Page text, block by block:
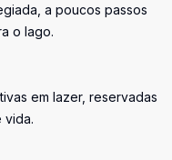
a poucos passos
o lago.
em lazer, reservadas
vida.